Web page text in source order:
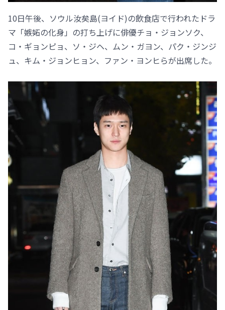
10日午後、ソウル汝矣島(ヨイド)の飲食店で行われたドラ
マ「嫉妬の化身」の打ち上げに俳優チョ・ジョンソク、
コ・ギョンピョ、ソ・ジヘ、ムン・ガヨン、パク・ジンジ
ュ、キム・ジョンヒョン、ファン・ヨンヒらが出席した。